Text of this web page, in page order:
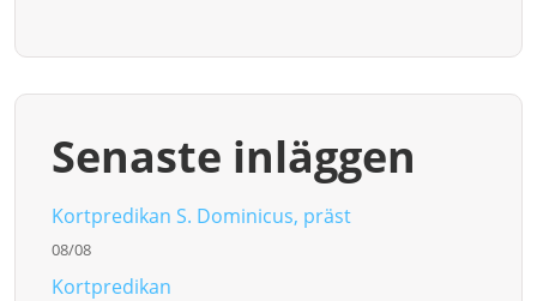
Senaste inläggen
Kortpredikan S. Dominicus, präst
08/08
Kortpredikan